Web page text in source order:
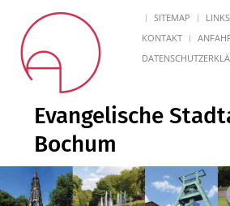
SITEMAP LINKS
KONTAKT
Evangelische
Bochum